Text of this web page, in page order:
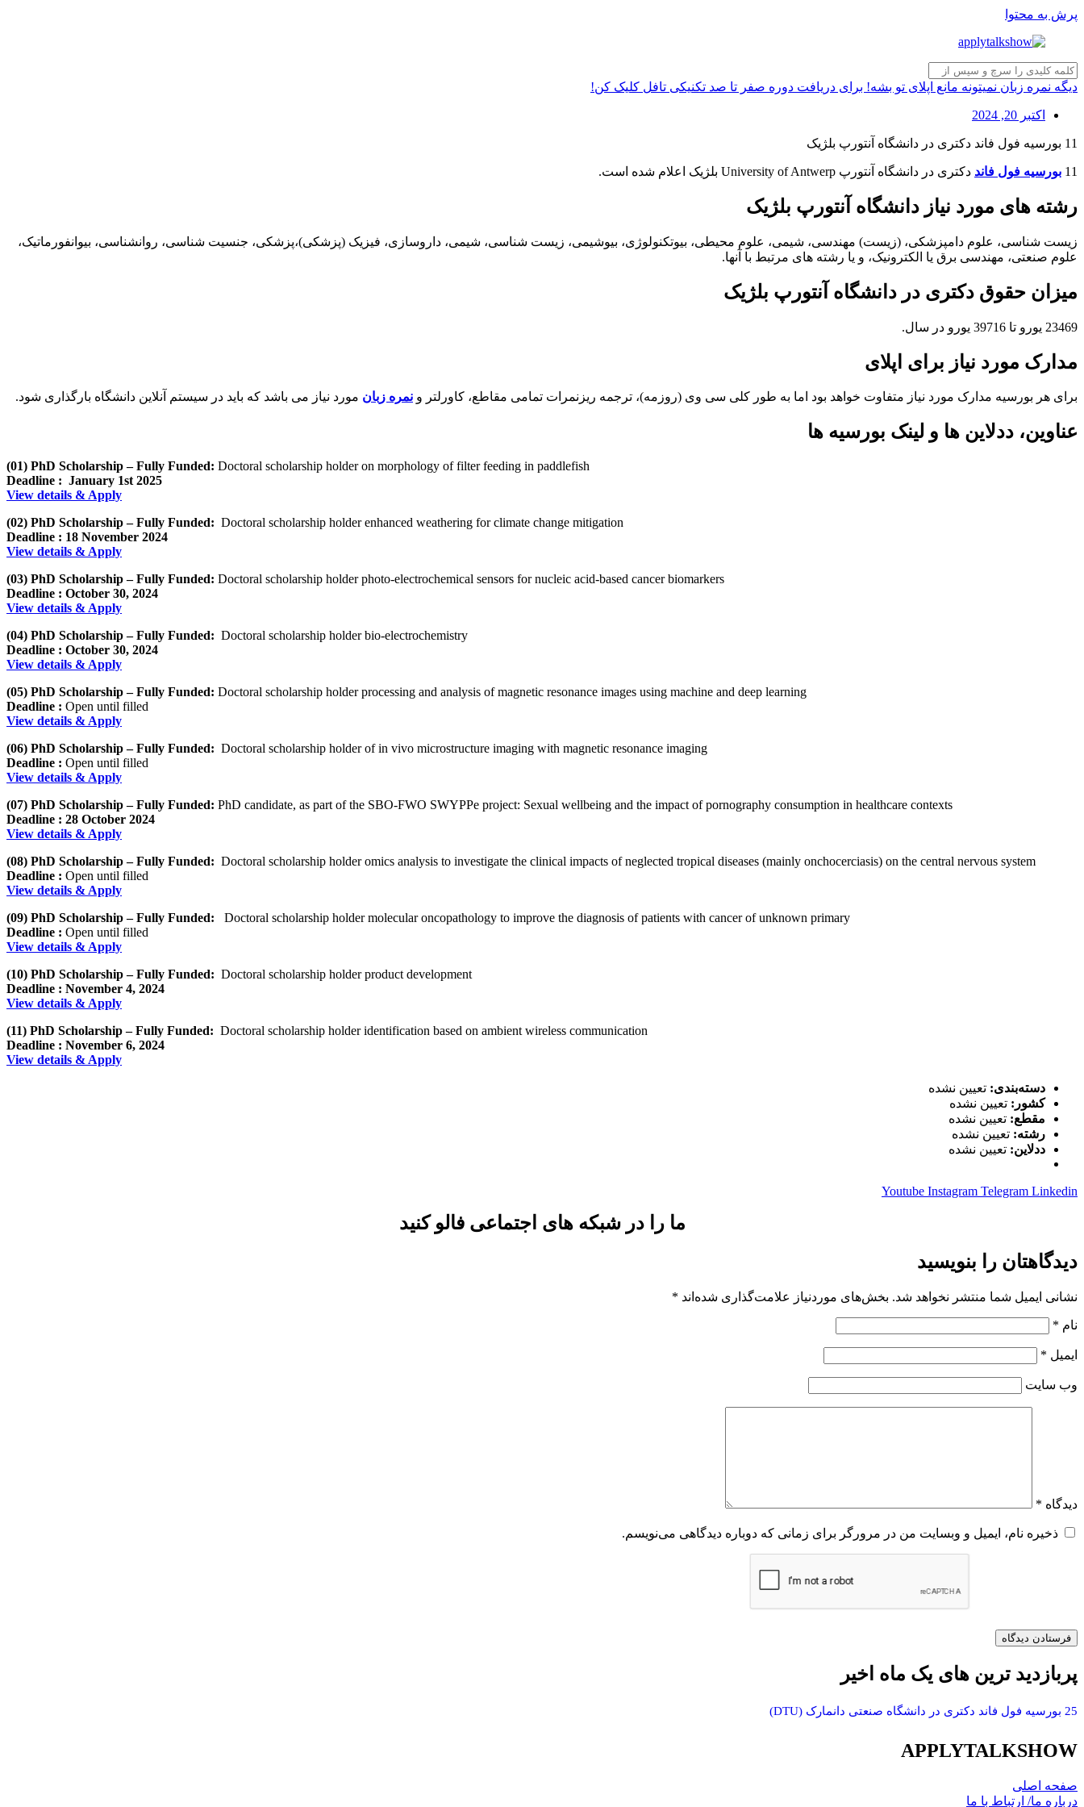
پرش به محتوا
دیگه نمره زبان نمیتونه مانع اپلای تو بشه! برای دریافت دوره صفر تا صد تکنیکی تافل کلیک کن!
اکتبر 20, 2024
11 بورسیه فول فاند دکتری در دانشگاه آنتورپ بلژیک
11 بورسیه فول فاند دکتری در دانشگاه آنتورپ University of Antwerp بلژیک اعلام شده است.
رشته های مورد نیاز دانشگاه آنتورپ بلژیک
زیست شناسی، علوم دامپزشکی، (زیست) مهندسی، شیمی، علوم محیطی، بیوتکنولوژی، بیوشیمی، زیست شناسی، شیمی، داروسازی، فیزیک (پزشکی)،پزشکی، جنسیت شناسی، روانشناسی، بیوانفورماتیک،
علوم صنعتی، مهندسی برق یا الکترونیک، و یا رشته های مرتبط با آنها.
میزان حقوق دکتری در دانشگاه آنتورپ بلژیک
23469 یورو تا 39716 یورو در سال.
مدارک مورد نیاز برای اپلای
برای هر بورسیه مدارک مورد نیاز متفاوت خواهد بود اما به طور کلی سی وی (روزمه)، ترجمه ریزنمرات تمامی مقاطع، کاورلتر و نمره زبان مورد نیاز می باشد که باید در سیستم آنلاین دانشگاه بارگذاری شود.
عناوین، ددلاین ها و لینک بورسیه ها
(01) PhD Scholarship – Fully Funded: Doctoral scholarship holder on morphology of filter feeding in paddlefish
Deadline : January 1st 2025
View details & Apply
(02) PhD Scholarship – Fully Funded: Doctoral scholarship holder enhanced weathering for climate change mitigation
Deadline : 18 November 2024
View details & Apply
(03) PhD Scholarship – Fully Funded: Doctoral scholarship holder photo-electrochemical sensors for nucleic acid-based cancer biomarkers
Deadline : October 30, 2024
View details & Apply
(04) PhD Scholarship – Fully Funded: Doctoral scholarship holder bio-electrochemistry
Deadline : October 30, 2024
View details & Apply
(05) PhD Scholarship – Fully Funded: Doctoral scholarship holder processing and analysis of magnetic resonance images using machine and deep learning
Deadline : Open until filled
View details & Apply
(06) PhD Scholarship – Fully Funded: Doctoral scholarship holder of in vivo microstructure imaging with magnetic resonance imaging
Deadline : Open until filled
View details & Apply
(07) PhD Scholarship – Fully Funded: PhD candidate, as part of the SBO-FWO SWYPPe project: Sexual wellbeing and the impact of pornography consumption in healthcare contexts
Deadline : 28 October 2024
View details & Apply
(08) PhD Scholarship – Fully Funded: Doctoral scholarship holder omics analysis to investigate the clinical impacts of neglected tropical diseases (mainly onchocerciasis) on the central nervous system
Deadline : Open until filled
View details & Apply
(09) PhD Scholarship – Fully Funded: Doctoral scholarship holder molecular oncopathology to improve the diagnosis of patients with cancer of unknown primary
Deadline : Open until filled
View details & Apply
(10) PhD Scholarship – Fully Funded: Doctoral scholarship holder product development
Deadline : November 4, 2024
View details & Apply
(11) PhD Scholarship – Fully Funded: Doctoral scholarship holder identification based on ambient wireless communication
Deadline : November 6, 2024
View details & Apply
دسته‌بندی: تعیین نشده
کشور: تعیین نشده
مقطع: تعیین نشده
رشته: تعیین نشده
ددلاین: تعیین نشده
Youtube Instagram Telegram Linkedin
ما را در شبکه های اجتماعی فالو کنید
دیدگاهتان را بنویسید
نشانی ایمیل شما منتشر نخواهد شد. بخش‌های موردنیاز علامت‌گذاری شده‌اند *
نام *
ایمیل *
وب‌ سایت
دیدگاه *
ذخیره نام، ایمیل و وبسایت من در مرورگر برای زمانی که دوباره دیدگاهی می‌نویسم.
پربازدید ترین های یک ماه اخیر
25 بورسیه فول فاند دکتری در دانشگاه صنعتی دانمارک (DTU)
APPLYTALKSHOW
صفحه اصلی
درباره ما/ ارتباط با ما